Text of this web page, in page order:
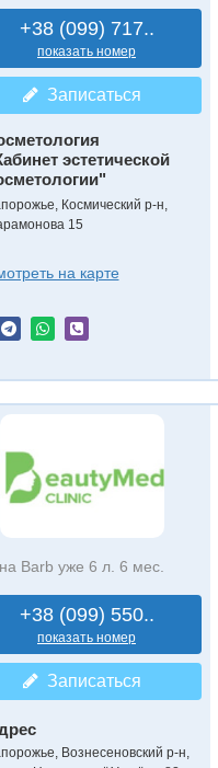
+38 (099) 717..
показать номер
Записаться
эстетической
Космический р-н,
15
на карте
на Barb уже 6 л. 6 мес.
+38 (099) 550..
показать номер
Записаться
Вознесеновский р-н